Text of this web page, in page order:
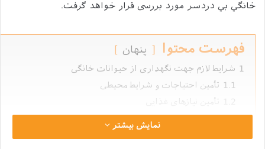
خانگي بي دردسر مورد بررسی قرار خواهد گرفت.
فهرست محتوا پنهان
1 شرایط لازم جهت نگهداری از حیوانات خانگی
1.1 تأمین احتیاجات و شرایط محیطی
1.2
تأمین نیازهای غذایی
هزینه ‌های جانبی
1.4 بیماری های مشترک میان انسان و حیوانات
نمایش بیشتر